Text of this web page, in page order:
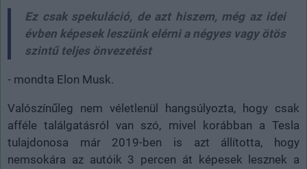
Ez csak spekuláció, de azt hiszem, még az idei
évben képesek leszünk elérni a négyes vagy ötös
szintű teljes önvezetést
- mondta Elon Musk.
Valószínűleg nem véletlenül hangsúlyozta, hogy csak
afféle találgatásról van szó, mivel korábban a Tesla
tulajdonosa már 2019-ben is azt állította, hogy
nemsokára az autóik 3 percen át képesek lesznek a